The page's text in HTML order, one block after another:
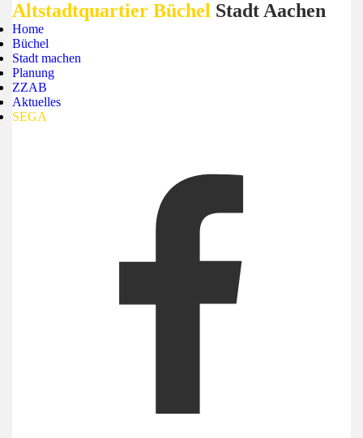
Altstadtquartier Büchel Stadt Aachen
Home
Büchel
Stadt machen
Planung
ZZAB
Aktuelles
SEGA